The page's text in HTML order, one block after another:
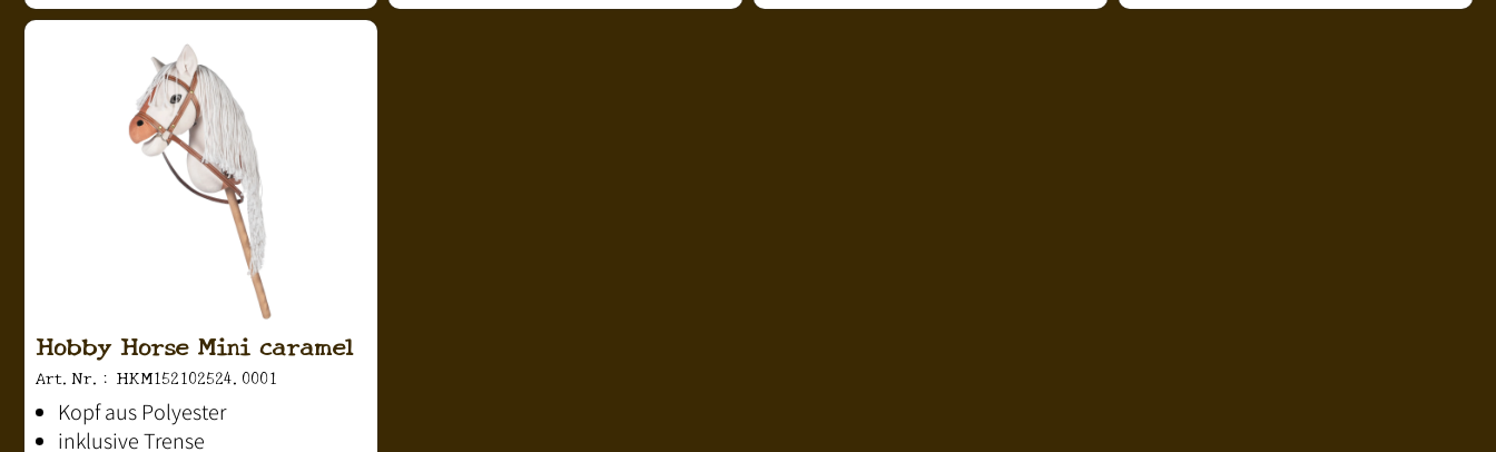
Hobby Horse Mini caramel
Art.Nr.: HKM152102524.0001
Kopf aus Polyester
inklusive Trense